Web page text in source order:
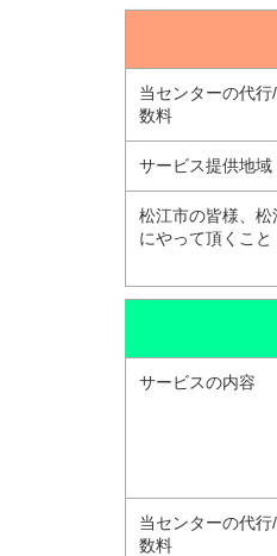
当センターの代
数料
サービス提供地域
松江市の皆様、
にやって頂くこと
サービスの内容
当センターの代
数料